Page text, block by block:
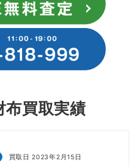
布買取実績
買取日 2023年2月15日